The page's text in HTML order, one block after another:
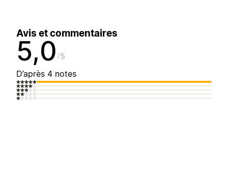
Avis et commentaires
5,0 5
D’après 4 notes